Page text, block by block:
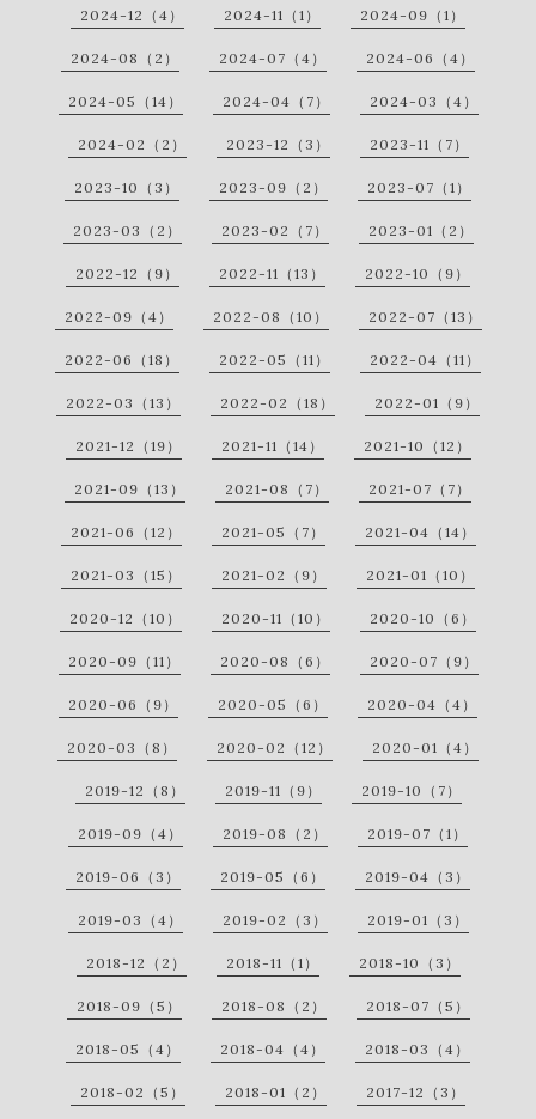
2024-12（4） 2024-11（1） 2024-09（1）
2024-08（2） 2024-07（4） 2024-06（4）
2024-05（14） 2024-04（7） 2024-03（4）
2024-02（2） 2023-12（3） 2023-11（7）
2023-10（3） 2023-09（2） 2023-07（1）
2023-03（2） 2023-02（7） 2023-01（2）
2022-12（9） 2022-11（13） 2022-10（9）
2022-09（4） 2022-08（10） 2022-07（13）
2022-06（18） 2022-05（11） 2022-04（11）
2022-03（13） 2022-02（18） 2022-01（9）
2021-12（19） 2021-11（14） 2021-10（12）
2021-09（13） 2021-08（7） 2021-07（7）
2021-06（12） 2021-05（7） 2021-04（14）
2021-03（15） 2021-02（9） 2021-01（10）
2020-12（10） 2020-11（10） 2020-10（6）
2020-09（11） 2020-08（6） 2020-07（9）
2020-06（9） 2020-05（6） 2020-04（4）
2020-03（8） 2020-02（12） 2020-01（4）
2019-12（8） 2019-11（9） 2019-10（7）
2019-09（4） 2019-08（2） 2019-07（1）
2019-06（3） 2019-05（6） 2019-04（3）
2019-03（4） 2019-02（3） 2019-01（3）
2018-12（2） 2018-11（1） 2018-10（3）
2018-09（5） 2018-08（2） 2018-07（5）
2018-05（4） 2018-04（4） 2018-03（4）
2018-02（5） 2018-01（2） 2017-12（3）